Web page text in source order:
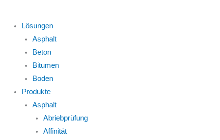
Lösungen
Asphalt
Beton
Bitumen
Boden
Produkte
Asphalt
Abriebprüfung
Affinität